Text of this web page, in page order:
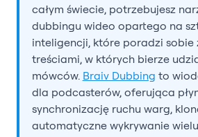
całym świecie, potrzebujesz
dubbingu wideo opartego na
inteligencji, które poradzi sobie
treściami, w których bierze
mówców. Braiv Dubbing to
dla podcasterów, oferująca
synchronizację ruchu warg,
automatyczne wykrywanie